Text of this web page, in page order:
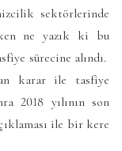
sektörlerinde
ne yazık ki bu
sürecine alındı.
karar ile tasfiye
2018 yılının son
ile bir kere